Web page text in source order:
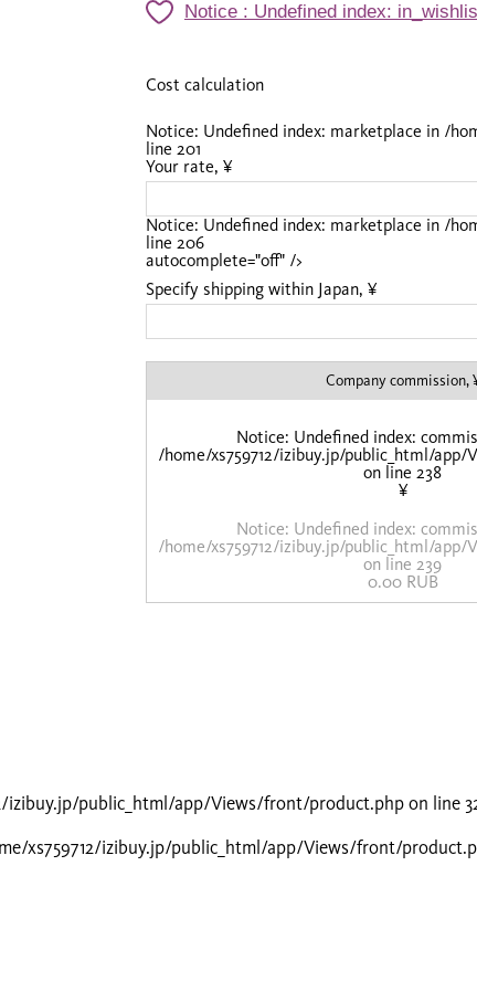
Notice : Undefined index:
Cost calculation
Notice: Undefined index: marketplace in /
line 201
Your rate, ¥
Notice: Undefined index: marketplace in /
line 206
autocomplete="off" />
Specify shipping within Japan, ¥
Company commission,
Notice: Undefined index:
/home/xs759712/izibuy.jp/public_html/
on line 238
¥
Notice: Undefined index:
/home/xs759712/izibuy.jp/public_html/
on line 239
0.00 RUB
izibuy.jp/public_html/app/Views/front/product.php on line
xs759712/izibuy.jp/public_html/app/Views/front/